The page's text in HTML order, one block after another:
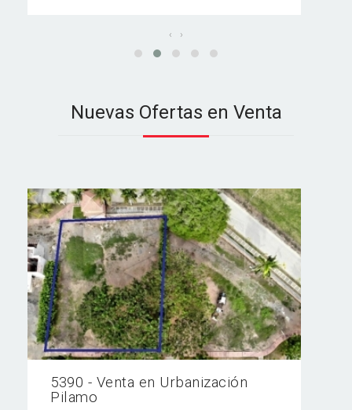
‹ ›
Nuevas Ofertas en Venta
5390 - Venta en Urbanización
Pilamo